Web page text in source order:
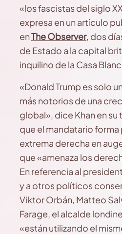
«los fascistas del siglo
expresa en un artículo
enThe Observer, dos
de Estado a la capital
inquilino de la Casa
«Donald Trump es solo
más notorios de una
global», dice Khan en
que el mandatario forma
extrema derecha en
que «amenaza los
En referencia al
y a otros políticos
Viktor Orbán, Matteo
Farage, el alcalde
«están utilizando el